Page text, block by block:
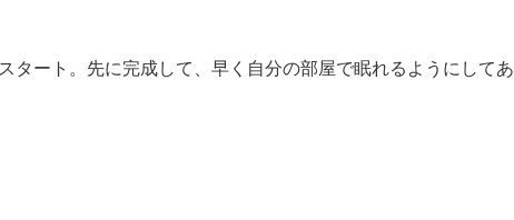
タート。先に完成して、早く自分の部屋で眠れるようにしてあ